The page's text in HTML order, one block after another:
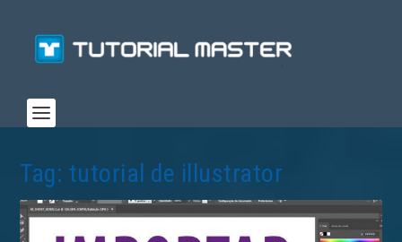
Tag: tutorial de illustrator